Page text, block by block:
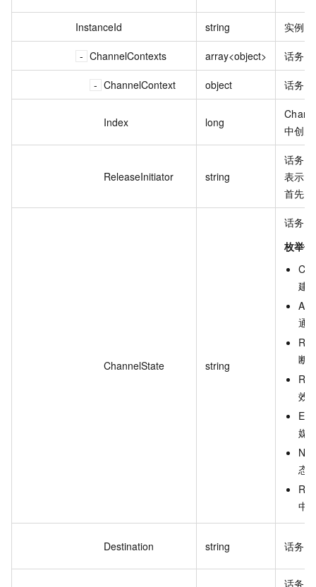
InstanceId string 实例
ChannelContexts array<object> 话务
ChannelContext object 话务
Index long
中创
ReleaseInitiator string
话务
表示
首先
ChannelState string
话务
枚举
建
通
断
效
媒
态
中
Destination string 话务
话务